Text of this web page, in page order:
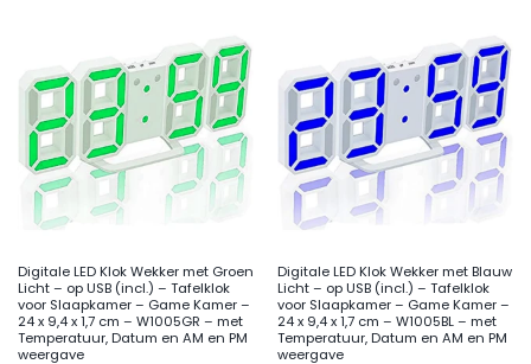
Digitale LED Klok Wekker met Groen
Licht – op USB (incl.) – Tafelklok
voor Slaapkamer – Game Kamer –
24 x 9,4 x 1,7 cm – W1005GR – met
Temperatuur, Datum en AM en PM
weergave
Digitale LED Klok Wekker met Blauw
Licht – op USB (incl.) – Tafelklok
voor Slaapkamer – Game Kamer –
24 x 9,4 x 1,7 cm – W1005BL – met
Temperatuur, Datum en AM en PM
weergave